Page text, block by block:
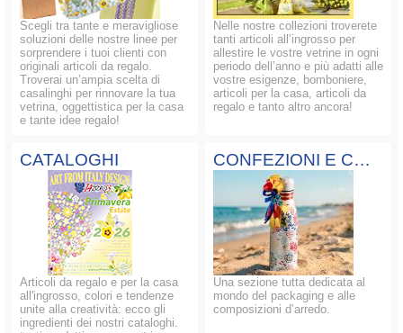
Scegli tra tante e meravigliose
soluzioni delle nostre linee per
sorprendere i tuoi clienti con
originali articoli da regalo.
Troverai un’ampia scelta di
casalinghi per rinnovare la tua
vetrina, oggettistica per la casa
e tante idee regalo!
Nelle nostre collezioni troverete
tanti articoli all’ingrosso per
allestire le vostre vetrine in ogni
periodo dell’anno e più adatti alle
vostre esigenze, bomboniere,
articoli per la casa, articoli da
regalo e tanto altro ancora!
CATALOGHI
Articoli da regalo e per la casa
all'ingrosso, colori e tendenze
unite alla creatività: ecco gli
ingredienti dei nostri cataloghi.
CONFEZIONI E COMPOSIZIONI
Una sezione tutta dedicata al
mondo del packaging e alle
composizioni d’arredo.